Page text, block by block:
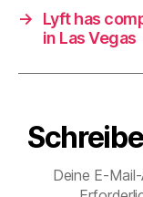
→
Lyft has
in Las Vegas
Deine E-